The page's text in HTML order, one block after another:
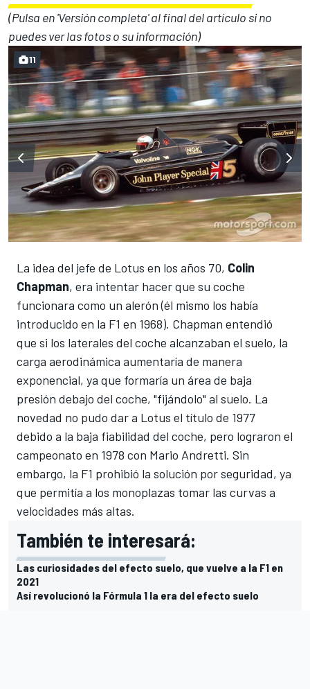
(Pulsa en 'Versión completa' al final del artículo si no
puedes ver las fotos o su información)
La idea del jefe de Lotus en los años 70, Colin
Chapman, era intentar hacer que su coche
funcionara como un alerón (él mismo los había
introducido en la F1 en 1968). Chapman entendió
que si los laterales del coche alcanzaban el suelo, la
carga aerodinámica aumentaría de manera
exponencial, ya que formaría un área de baja
presión debajo del coche, "fijándolo" al suelo. La
novedad no pudo dar a Lotus el título de 1977
debido a la baja fiabilidad del coche, pero lograron el
campeonato en 1978 con Mario Andretti. Sin
embargo, la F1 prohibió la solución por seguridad, ya
que permitía a los monoplazas tomar las curvas a
velocidades más altas.
11
También te interesará:
Las curiosidades del efecto suelo, que vuelve a la F1 en
2021
Así revolucionó la Fórmula 1 la era del efecto suelo